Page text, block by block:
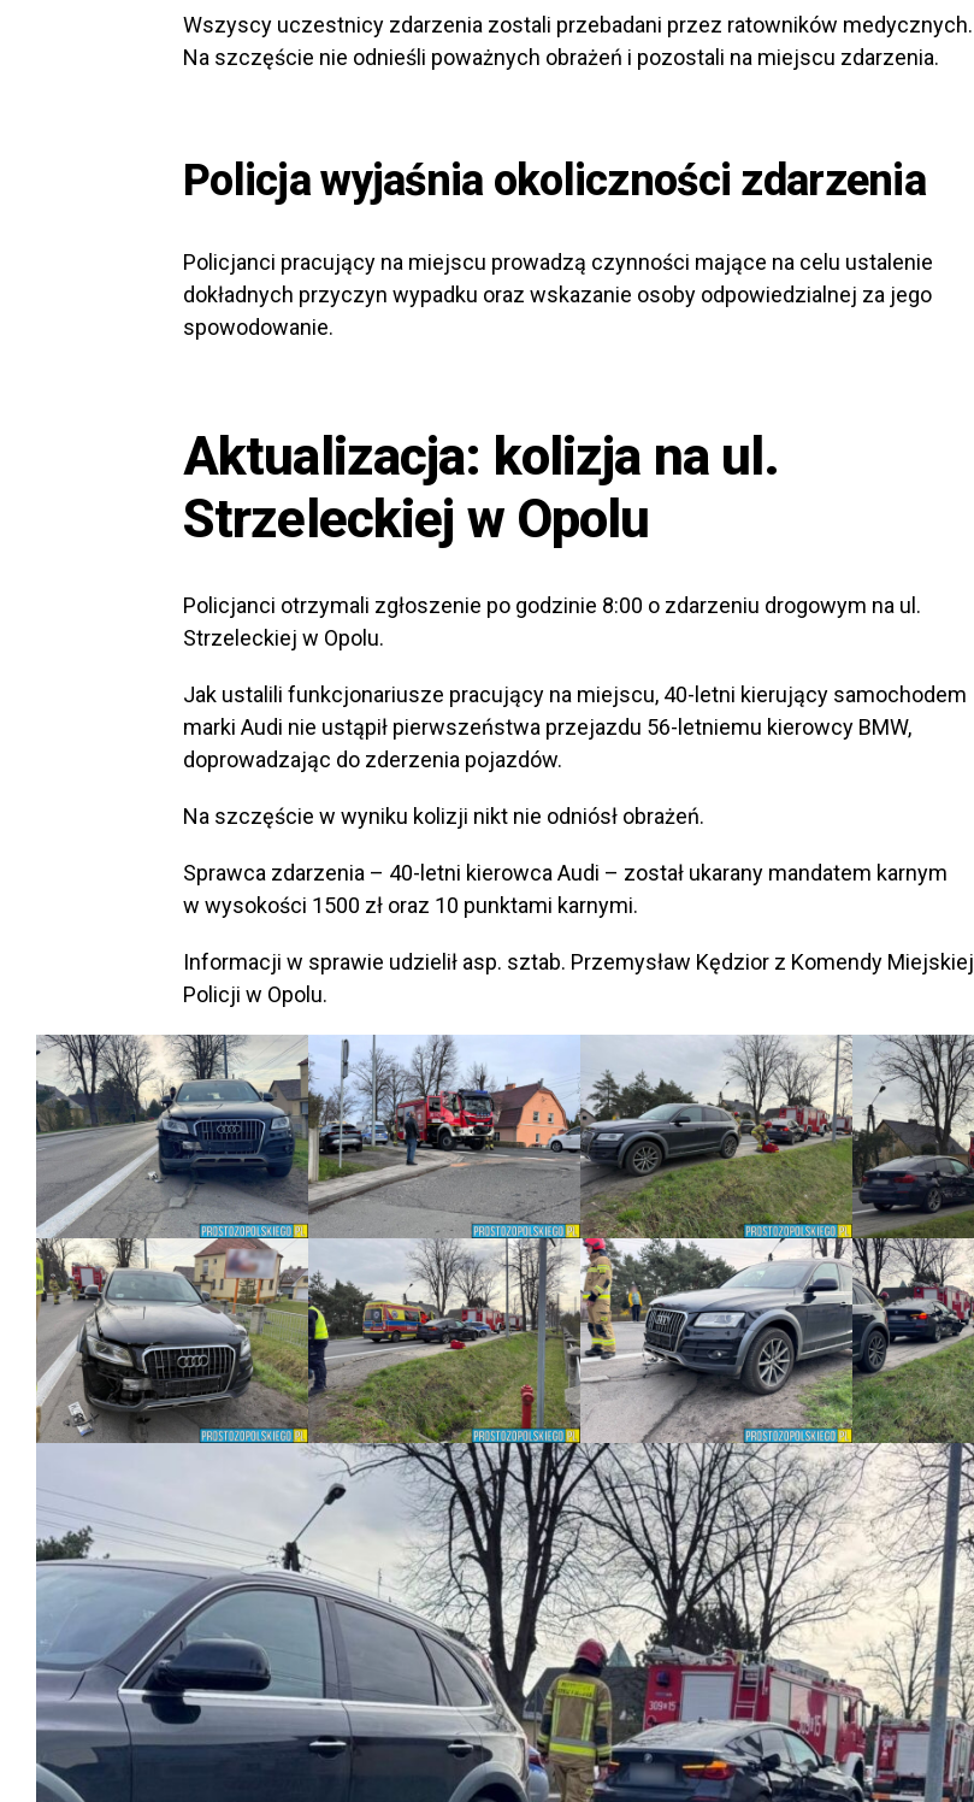
Wszyscy uczestnicy zdarzenia zostali przebadani przez ratowników medycznych.
Na szczęście nie odnieśli poważnych obrażeń i pozostali na miejscu zdarzenia.
Policja wyjaśnia okoliczności zdarzenia
Policjanci pracujący na miejscu prowadzą czynności mające na celu ustalenie
dokładnych przyczyn wypadku oraz wskazanie osoby odpowiedzialnej za jego
spowodowanie.
Aktualizacja: kolizja na ul.
Strzeleckiej w Opolu
Policjanci otrzymali zgłoszenie po godzinie 8:00 o zdarzeniu drogowym na ul.
Strzeleckiej w Opolu.
Jak ustalili funkcjonariusze pracujący na miejscu, 40-letni kierujący samochodem
marki Audi nie ustąpił pierwszeństwa przejazdu 56-letniemu kierowcy BMW,
doprowadzając do zderzenia pojazdów.
Na szczęście w wyniku kolizji nikt nie odniósł obrażeń.
Sprawca zdarzenia – 40-letni kierowca Audi – został ukarany mandatem karnym
w wysokości 1500 zł oraz 10 punktami karnymi.
Informacji w sprawie udzielił asp. sztab. Przemysław Kędzior z Komendy Miejskiej
Policji w Opolu.